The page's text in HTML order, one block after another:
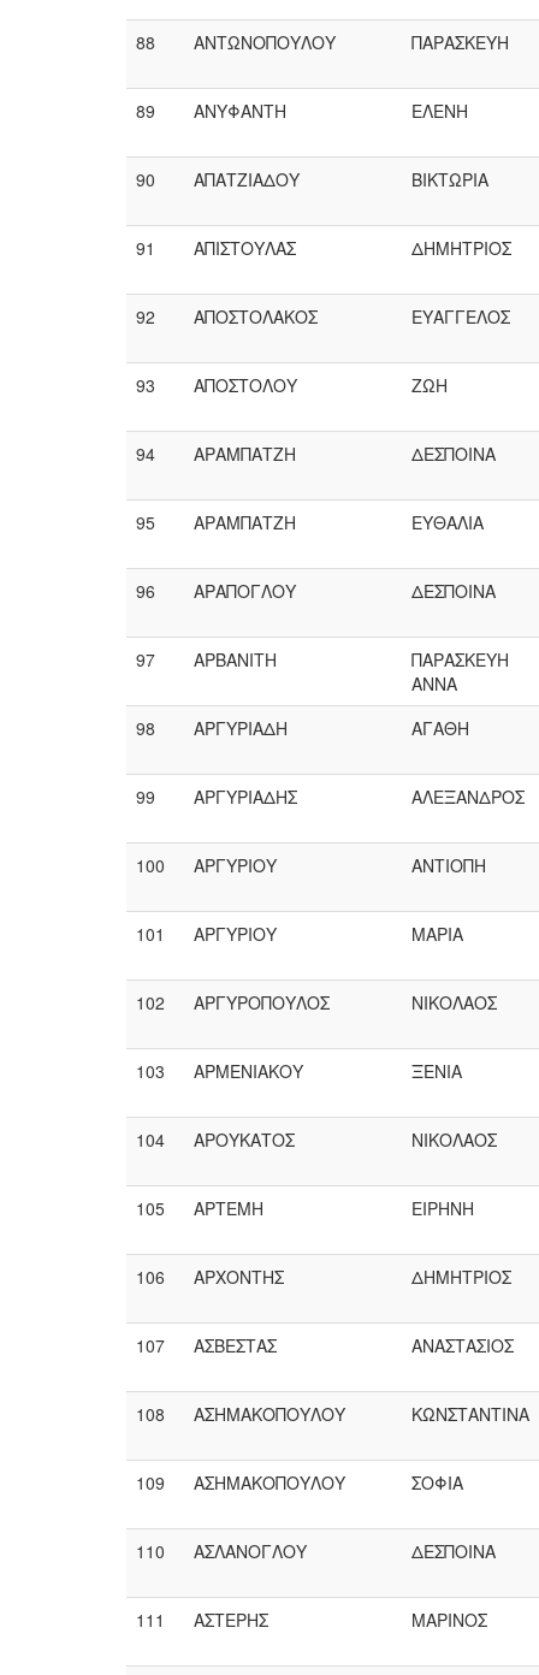
88 ΑΝΤΩΝΟΠΟΥΛΟΥ ΠΑΡΑΣΚΕΥΗ
89 ΑΝΥΦΑΝΤΗ ΕΛΕΝΗ
90 ΑΠΑΤΖΙΑΔΟΥ ΒΙΚΤΩΡΙΑ
91 ΑΠΙΣΤΟΥΛΑΣ ΔΗΜΗΤΡΙΟΣ
92 ΑΠΟΣΤΟΛΑΚΟΣ ΕΥΑΓΓΕΛΟΣ
93 ΑΠΟΣΤΟΛΟΥ ΖΩΗ
94 ΑΡΑΜΠΑΤΖΗ ΔΕΣΠΟΙΝΑ
95 ΑΡΑΜΠΑΤΖΗ ΕΥΘΑΛΙΑ
96 ΑΡΑΠΟΓΛΟΥ ΔΕΣΠΟΙΝΑ
97 ΑΡΒΑΝΙΤΗ
ΠΑΡΑΣΚΕΥΗ
ΑΝΝΑ
98
ΑΡΓΥΡΙΑΔΗ ΑΓΑΘΗ
99 ΑΡΓΥΡΙΑΔΗΣ ΑΛΕΞΑΝΔΡΟΣ
100 ΑΡΓΥΡΙΟΥ ΑΝΤΙΟΠΗ
101 ΑΡΓΥΡΙΟΥ ΜΑΡΙΑ
102 ΑΡΓΥΡΟΠΟΥΛΟΣ ΝΙΚΟΛΑΟΣ
103 ΑΡΜΕΝΙΑΚΟΥ ΞΕΝΙΑ
104 ΑΡΟΥΚΑΤΟΣ ΝΙΚΟΛΑΟΣ
105 ΑΡΤΕΜΗ ΕΙΡΗΝΗ
106 ΑΡΧΟΝΤΗΣ ΔΗΜΗΤΡΙΟΣ
107 ΑΣΒΕΣΤΑΣ ΑΝΑΣΤΑΣΙΟΣ
108 ΑΣΗΜΑΚΟΠΟΥΛΟΥ ΚΩΝΣΤΑΝΤΙΝΑ
109 ΑΣΗΜΑΚΟΠΟΥΛΟΥ ΣΟΦΙΑ
110 ΑΣΛΑΝΟΓΛΟΥ ΔΕΣΠΟΙΝΑ
111 ΑΣΤΕΡΗΣ ΜΑΡΙΝΟΣ